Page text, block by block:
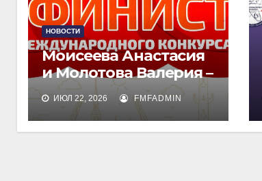
НОВОСТИ
Моисеева Анастасия
и Молотова Валерия –
лауреаты
международного
конкурса талантов
ИЮЛ 22, 2026 FMFADMIN